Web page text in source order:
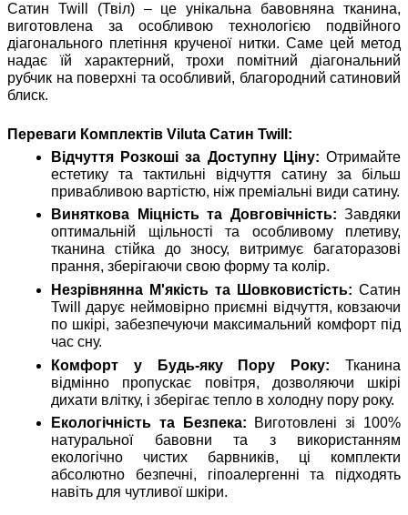
Сатин Twill (Твіл) – це унікальна бавовняна тканина,
виготовлена за особливою технологією подвійного
діагонального плетіння крученої нитки. Саме цей метод
надає їй характерний, трохи помітний діагональний
рубчик на поверхні та особливий, благородний сатиновий
блиск.
Переваги Комплектів Viluta Сатин Twill:
Відчуття Розкоші за Доступну Ціну: Отримайте
естетику та тактильні відчуття сатину за більш
привабливою вартістю, ніж преміальні види сатину.
Виняткова Міцність та Довговічність: Завдяки
оптимальній щільності та особливому плетиву,
тканина стійка до зносу, витримує багаторазові
прання, зберігаючи свою форму та колір.
Незрівнянна М'якість та Шовковистість: Сатин
Twill дарує неймовірно приємні відчуття, ковзаючи
по шкірі, забезпечуючи максимальний комфорт під
час сну.
Комфорт у Будь-яку Пору Року: Тканина
відмінно пропускає повітря, дозволяючи шкірі
дихати влітку, і зберігає тепло в холодну пору року.
Екологічність та Безпека: Виготовлені зі 100%
натуральної бавовни та з використанням
екологічно чистих барвників, ці комплекти
абсолютно безпечні, гіпоалергенні та підходять
навіть для чутливої шкіри.